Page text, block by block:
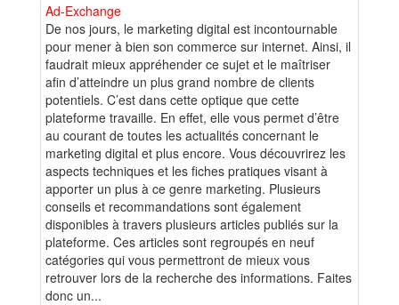
Ad-Exchange
De nos jours, le marketing digital est incontournable
pour mener à bien son commerce sur internet. Ainsi, il
faudrait mieux appréhender ce sujet et le maîtriser
afin d’atteindre un plus grand nombre de clients
potentiels. C’est dans cette optique que cette
plateforme travaille. En effet, elle vous permet d’être
au courant de toutes les actualités concernant le
marketing digital et plus encore. Vous découvrirez les
aspects techniques et les fiches pratiques visant à
apporter un plus à ce genre marketing. Plusieurs
conseils et recommandations sont également
disponibles à travers plusieurs articles publiés sur la
plateforme. Ces articles sont regroupés en neuf
catégories qui vous permettront de mieux vous
retrouver lors de la recherche des informations. Faites
donc un...